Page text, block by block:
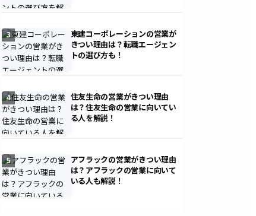
3
東建コーポレーションの営業が
きつい理由は？転職エージェン
トの選び方も！
4
住友生命の営業がきつい理由
は？住友生命の営業に向いてい
る人を解説！
5
アフラックの営業がきつい理由
は？アフラックの営業に向いて
いる人も解説！